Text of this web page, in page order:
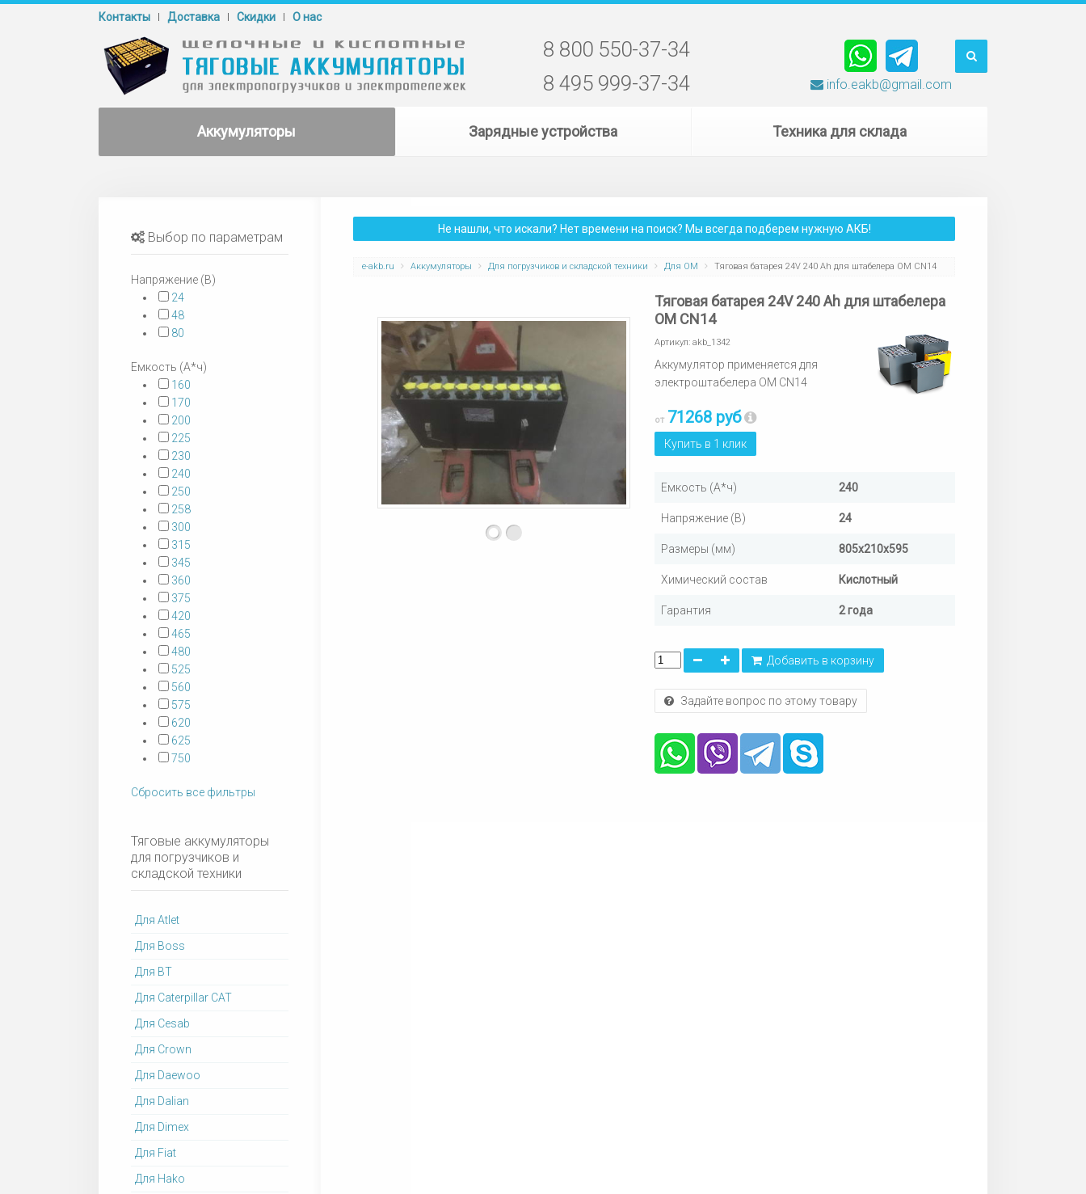
Контакты Доставка Cкидки О нас
8 800 550-37-34
8 495 999-37-34
info.eakb@gmail.com
Аккумуляторы Зарядные устройства Техника для склада
Не нашли, что искали? Нет времени на поиск? Мы всегда подберем нужную АКБ!
e-akb.ru Аккумуляторы Для погрузчиков и складской техники Для OM Тяговая батарея 24V 240 Ah для штабелера OM CN14
Тяговая батарея 24V 240 Ah для штабелера
OM CN14
Артикул: akb_1342
Аккумулятор применяется для
электроштабелера OM CN14
от 71268 руб
Купить в 1 клик
Емкость (А*ч) 240
Напряжение (В) 24
Размеры (мм) 805х210х595
Химический состав Кислотный
Гарантия 2 года
Добавить в корзину
Задайте вопрос по этому товару
Выбор по параметрам
Напряжение (В)
24
48
80
Емкость (А*ч)
160
170
200
225
230
240
250
258
300
315
345
360
375
420
465
480
525
560
575
620
625
750
Сбросить все фильтры
Тяговые аккумуляторы
для погрузчиков и
складской техники
Для Atlet
Для Boss
Для BT
Для Caterpillar CAT
Для Cesab
Для Crown
Для Daewoo
Для Dalian
Для Dimex
Для Fiat
Для Hako